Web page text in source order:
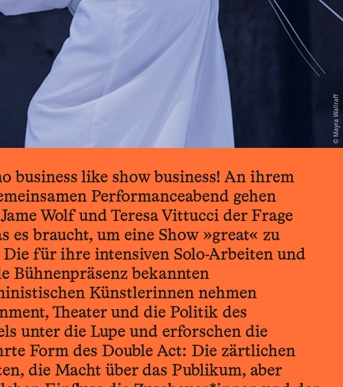
Mayra Wallraff
business like show business! An ihrem
Performanceabend gehen
Wolf und Teresa Vittucci der Frage
es braucht, um eine Show »great« zu
Die für ihre intensiven Solo-Arbeiten und
Bühnenpräsenz bekannten
Künstlerinnen nehmen
Theater und die Politik des
unter die Lupe und erforschen die
Form des Double Act: Die zärtlichen
die Macht über das Publikum, aber